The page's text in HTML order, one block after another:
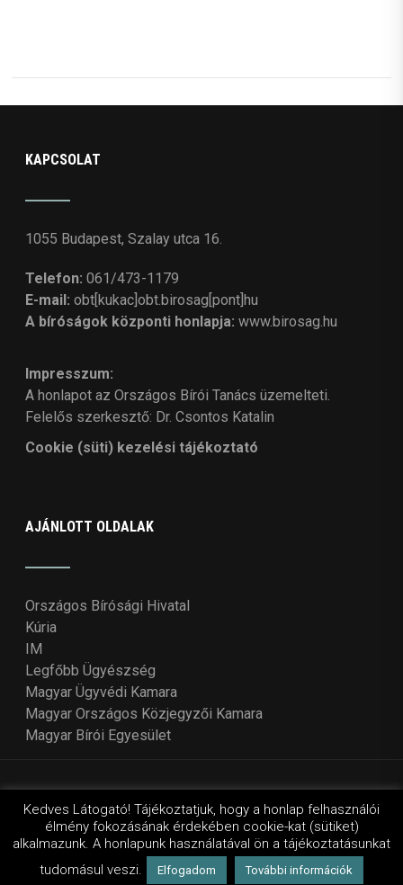
KAPCSOLAT
1055 Budapest, Szalay utca 16.
Telefon: 061/473-1179
E-mail: obt[kukac]obt.birosag[pont]hu
A bíróságok központi honlapja: www.birosag.hu
Impresszum:
A honlapot az Országos Bírói Tanács üzemelteti.
Felelős szerkesztő: Dr. Csontos Katalin
Cookie (süti) kezelési tájékoztató
AJÁNLOTT OLDALAK
Országos Bírósági Hivatal
Kúria
IM
Legfőbb Ügyészség
Magyar Ügyvédi Kamara
Magyar Országos Közjegyzői Kamara
Magyar Bírói Egyesület
© Copyright 2018 - 2021Országos Bírói Tanács. Design
by Wordpressvilág
Kedves Látogató! Tájékoztatjuk, hogy a honlap felhasználói
élmény fokozásának érdekében cookie-kat (sütiket)
alkalmazunk. A honlapunk használatával ön a tájékoztatásunkat
tudomásul veszi.
Elfogadom További információk